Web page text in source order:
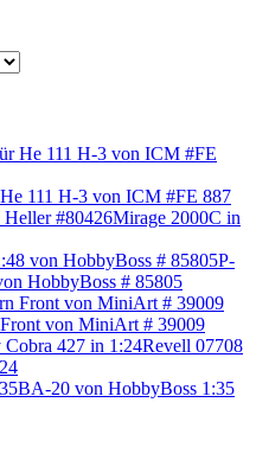
111 H-3 von ICM #FE 887
Mirage 2000C in
P-
HobbyBoss # 85805
von MiniArt # 39009
Revell 07708
BA-20 von HobbyBoss 1:35